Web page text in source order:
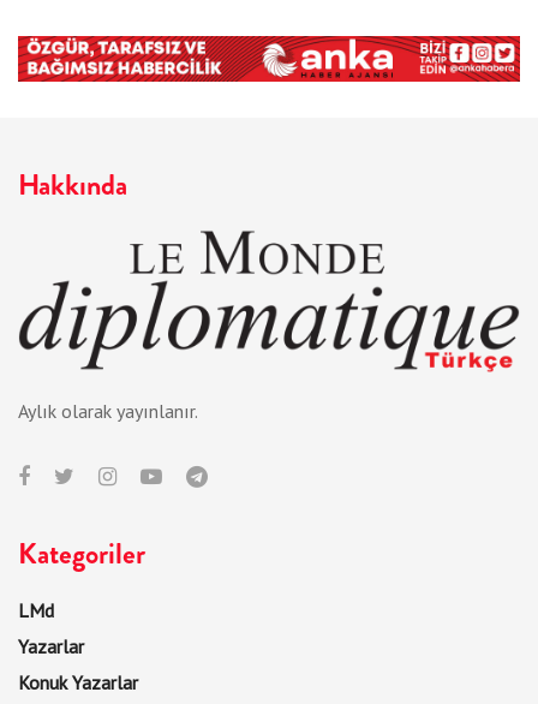
Hakkında
Aylık olarak yayınlanır.
Kategoriler
LMd
Yazarlar
Konuk Yazarlar